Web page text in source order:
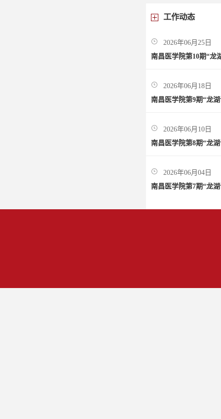
工作动态
2026年06月25日
南昌医学院第10期“龙
2026年06月18日
南昌医学院第9期“龙
2026年06月10日
南昌医学院第8期“龙
2026年06月04日
南昌医学院第7期“龙